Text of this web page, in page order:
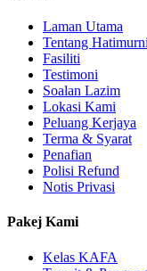
Laman Utama
Tentang Hatimurni
Fasiliti
Testimoni
Soalan Lazim
Lokasi Kami
Peluang Kerjaya
Terma & Syarat
Penafian
Polisi Refund
Notis Privasi
Pakej Kami
Kelas KAFA